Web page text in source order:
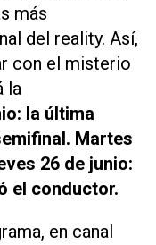
más
del reality. Así,
con el misterio
la
la última
Martes
26 de junio:
el conductor.
en canal